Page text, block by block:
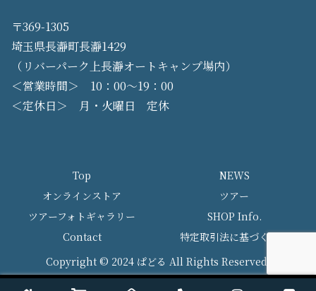
〒369-1305
埼玉県長瀞町長瀞1429
（リバーパーク上長瀞オートキャンプ場内）
＜営業時間＞ 10：00〜19：00
＜定休日＞ 月・火曜日 定休
Top
NEWS
オンラインストア
ツアー
ツアーフォトギャラリー
SHOP Info.
Contact
特定取引法に基づく表記
Copyright © 2024 ぱどる All Rights Reserved.